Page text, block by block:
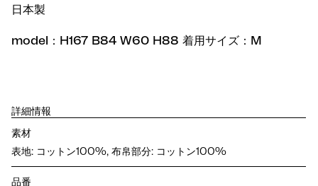
日本製
model：H167 B84 W60 H88 着用サイズ：M
詳細情報
素材
表地: コットン100%, 布帛部分: コットン100%
品番